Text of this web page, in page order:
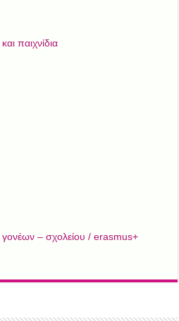
παιχνίδια
γονέων – σχολείου / erasmus+